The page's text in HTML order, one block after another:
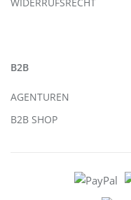
B2B
AGENTUREN
B2B SHOP